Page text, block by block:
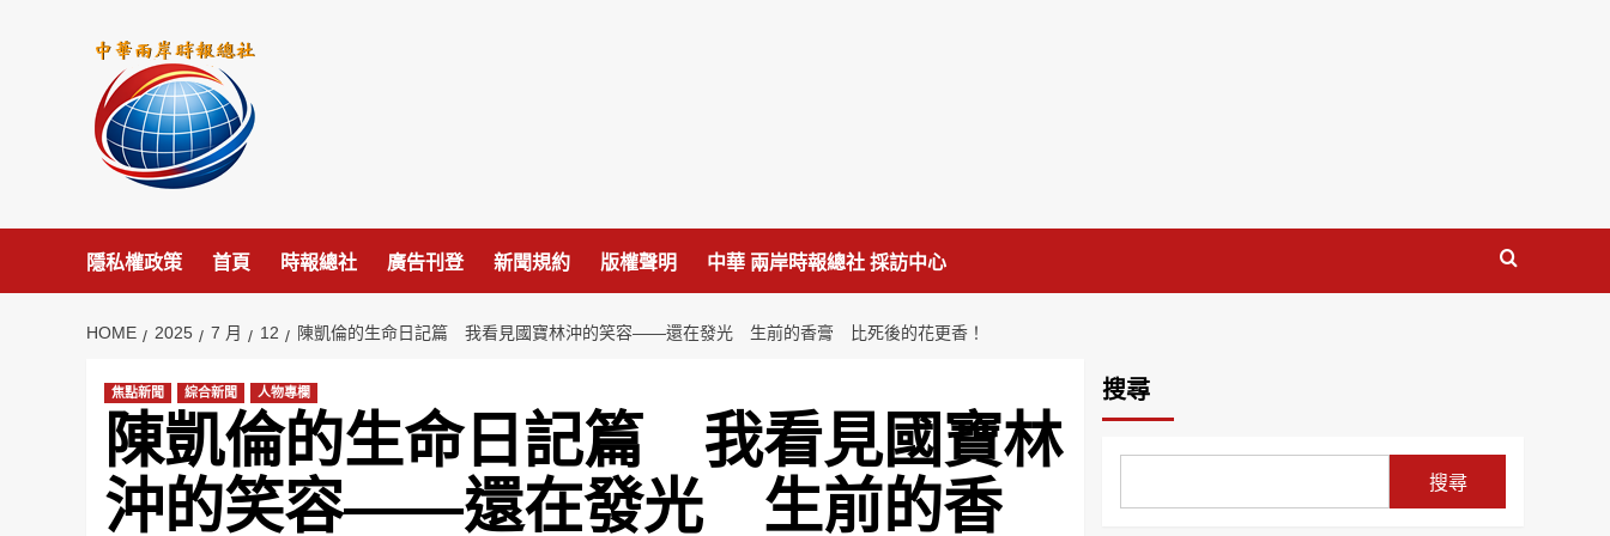
隱私權政策 首頁 時報總社 廣告刊登 新聞規約 版權聲明 中華 兩岸時報總社 採訪中心
HOME 2025 7 月 12 陳凱倫的生命日記篇 我看見國寶林沖的笑容——還在發光 生前的香膏 比死後的花更香！
焦點新聞 綜合新聞 人物專欄
陳凱倫的生命日記篇 我看見國寶林
沖的笑容——還在發光 生前的香
搜尋
搜尋